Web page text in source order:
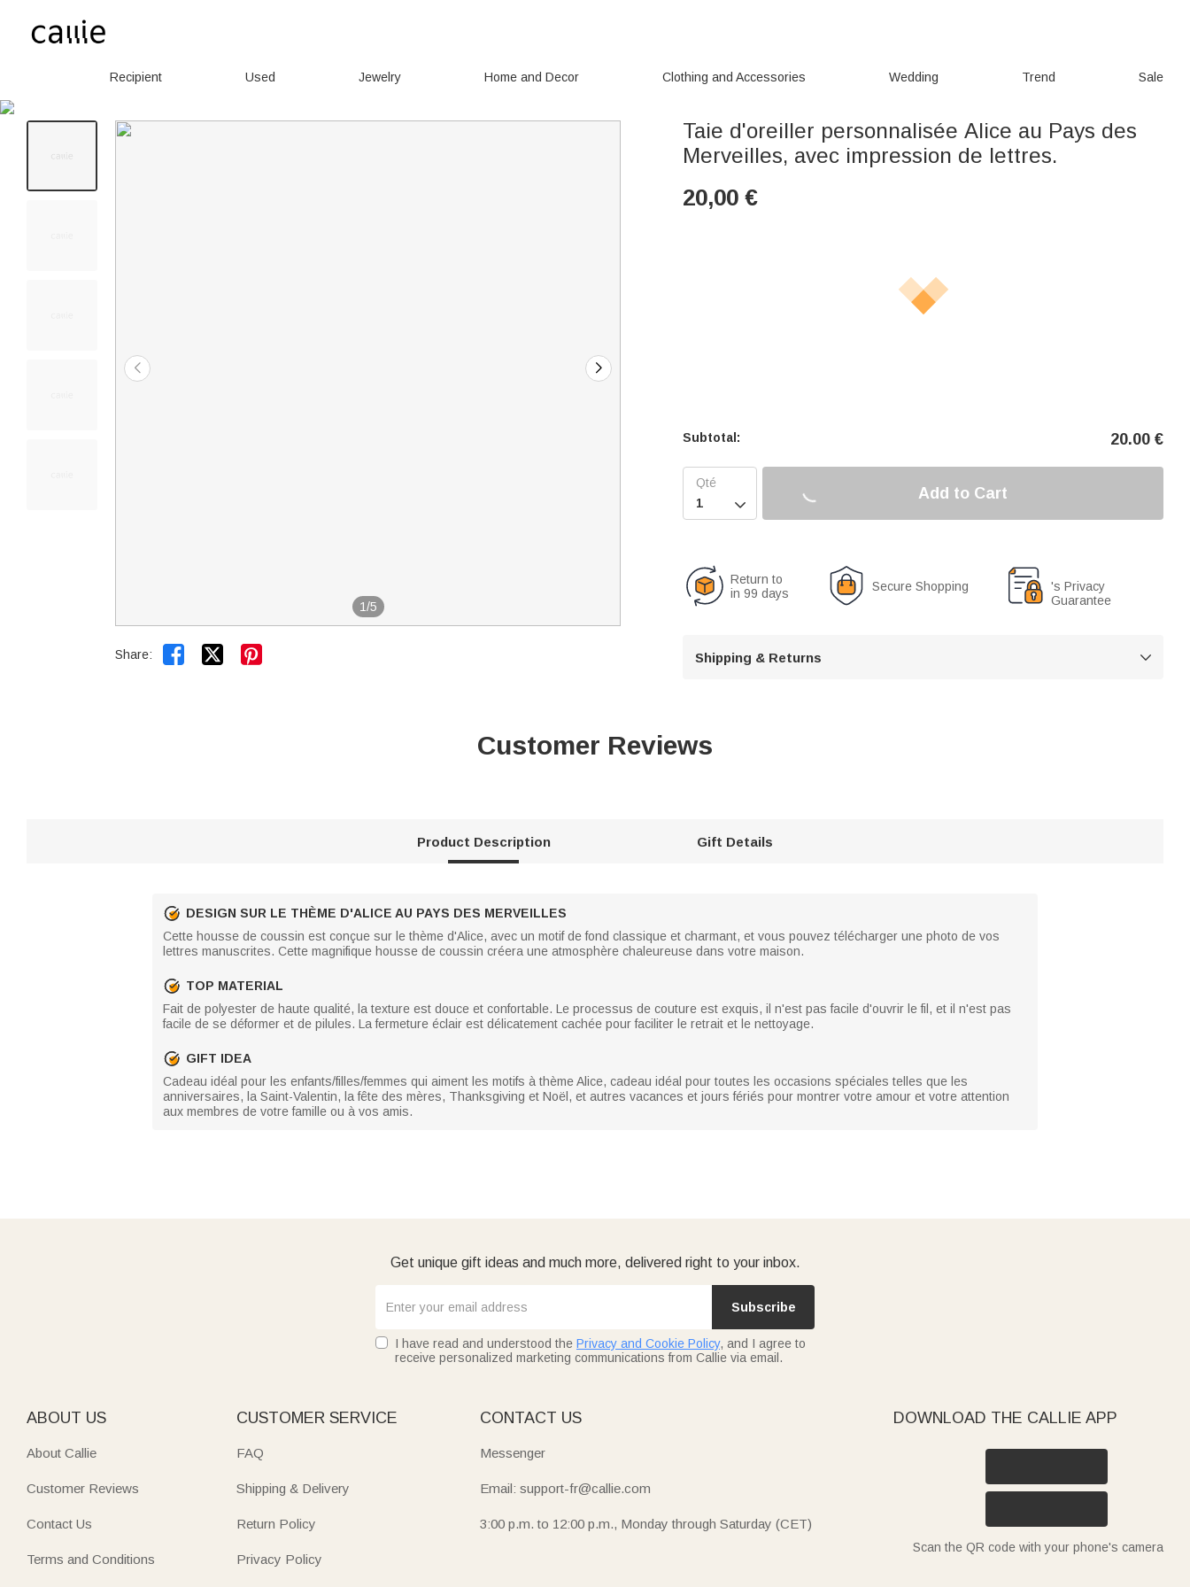
Recipient Used Jewelry Home and Decor Clothing and Accessories Wedding Trend Sale
1/5
Share:  
Taie d'oreiller personnalisée Alice au Pays des
Merveilles, avec impression de lettres.
20,00 €
Subtotal: 20.00 €

Add to Cart
Return to
in 99 days
Secure Shopping
's Privacy
Guarantee
Shipping & Returns 
Customer Reviews
Product Description Gift Details
DESIGN SUR LE THÈME D'ALICE AU PAYS DES MERVEILLES
Cette housse de coussin est conçue sur le thème d'Alice, avec un motif de fond classique et charmant, et vous pouvez télécharger une photo de vos
lettres manuscrites. Cette magnifique housse de coussin créera une atmosphère chaleureuse dans votre maison.
TOP MATERIAL
Fait de polyester de haute qualité, la texture est douce et confortable. Le processus de couture est exquis, il n'est pas facile d'ouvrir le fil, et il n'est pas
facile de se déformer et de pilules. La fermeture éclair est délicatement cachée pour faciliter le retrait et le nettoyage.
GIFT IDEA
Cadeau idéal pour les enfants/filles/femmes qui aiment les motifs à thème Alice, cadeau idéal pour toutes les occasions spéciales telles que les
anniversaires, la Saint-Valentin, la fête des mères, Thanksgiving et Noël, et autres vacances et jours fériés pour montrer votre amour et votre attention
aux membres de votre famille ou à vos amis.
Get unique gift ideas and much more, delivered right to your inbox.
Subscribe
I have read and understood the Privacy and Cookie Policy, and I agree to
receive personalized marketing communications from Callie via email.
ABOUT US
About Callie
Customer Reviews
Contact Us
Terms and Conditions
CUSTOMER SERVICE
FAQ
Shipping & Delivery
Return Policy
Privacy Policy
CONTACT US
Messenger
Email: support-fr@callie.com
3:00 p.m. to 12:00 p.m., Monday through Saturday (CET)
DOWNLOAD THE CALLIE APP
Scan the QR code with your phone's camera